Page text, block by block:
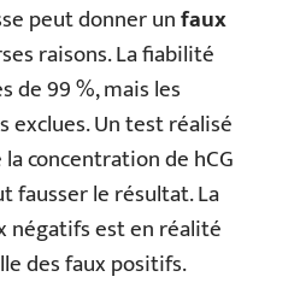
peut donner unfaux
raisons. La fiabilité
de 99 %, mais les
exclues. Un test réalisé
concentration de hCG
fausser le résultat. La
négatifs est en réalité
des faux positifs.